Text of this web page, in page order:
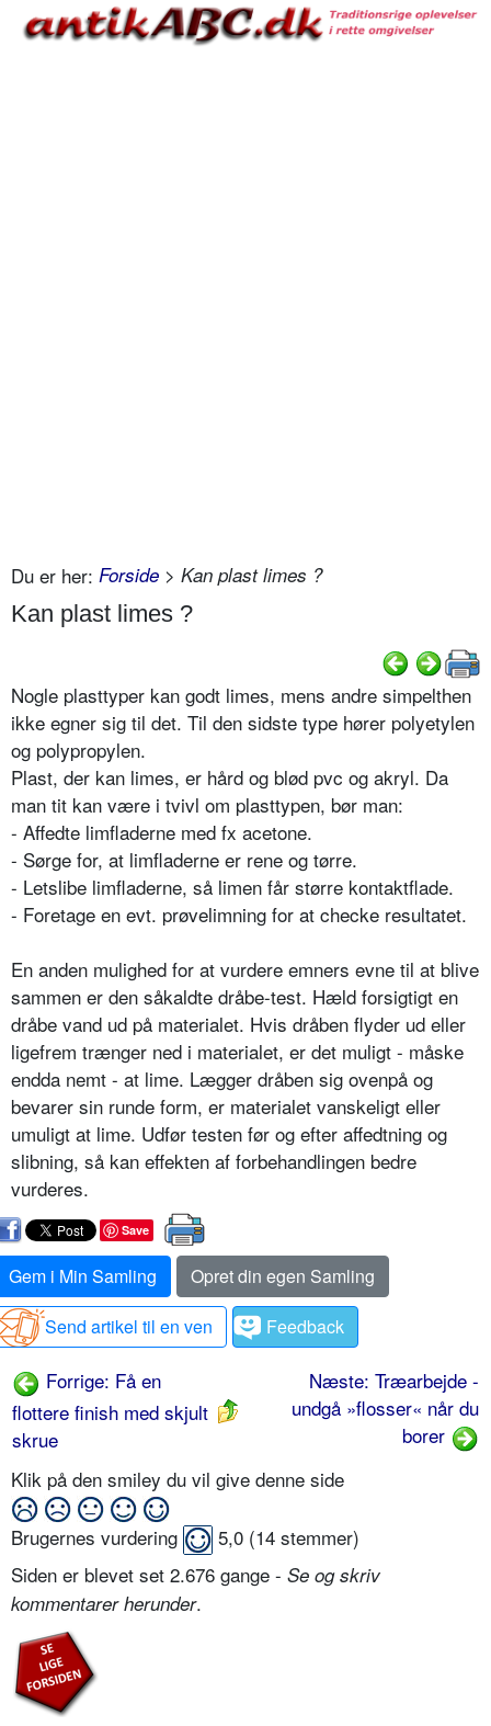
Du er her: Forside > Kan plast limes ?
Kan plast limes ?
Nogle plasttyper kan godt limes, mens andre simpelthen
ikke egner sig til det. Til den sidste type hører polyetylen
og polypropylen.
Plast, der kan limes, er hård og blød pvc og akryl. Da
man tit kan være i tvivl om plasttypen, bør man:
- Affedte limfladerne med fx acetone.
- Sørge for, at limfladerne er rene og tørre.
- Letslibe limfladerne, så limen får større kontaktflade.
- Foretage en evt. prøvelimning for at checke resultatet.
En anden mulighed for at vurdere emners evne til at blive
sammen er den såkaldte dråbe-test. Hæld forsigtigt en
dråbe vand ud på materialet. Hvis dråben flyder ud eller
ligefrem trænger ned i materialet, er det muligt - måske
endda nemt - at lime. Lægger dråben sig ovenpå og
bevarer sin runde form, er materialet vanskeligt eller
umuligt at lime. Udfør testen før og efter affedtning og
slibning, så kan effekten af forbehandlingen bedre
vurderes.
Save
Gem i Min Samling
Opret din egen Samling
Send artikel til en ven
Feedback
Forrige: Få en
flottere finish med skjult
skrue
Næste: Træarbejde -
undgå »flosser« når du
borer
Klik på den smiley du vil give denne side
Brugernes vurdering 5,0 (14 stemmer)
Siden er blevet set 2.676 gange - Se og skriv
kommentarer herunder.